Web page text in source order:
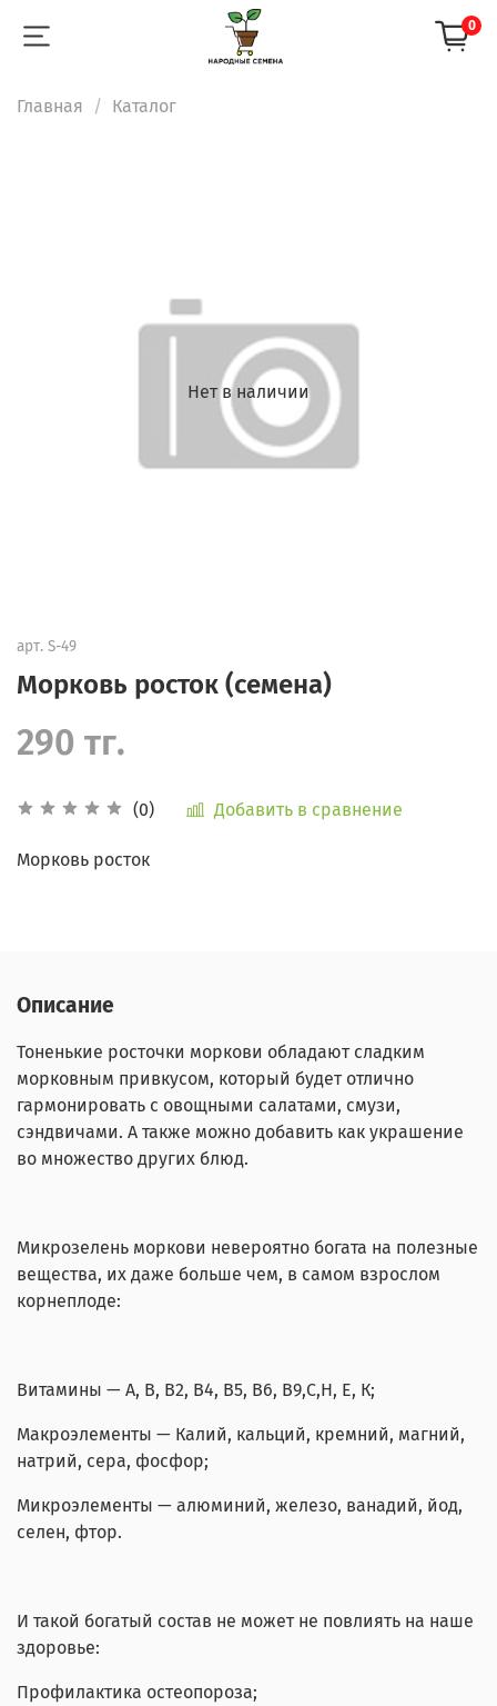
0
Главная Каталог
Нет в наличии
арт. S-49
Морковь росток (семена)
(0) Добавить в сравнение
290 тг.
Морковь росток
Описание
Тоненькие росточки моркови обладают сладким
морковным привкусом, который будет отлично
гармонировать с овощными салатами, смузи,
сэндвичами. А также можно добавить как украшение
во множество других блюд.
Микрозелень моркови невероятно богата на полезные
вещества, их даже больше чем, в самом взрослом
корнеплоде:
Витамины — А, В, В2, В4, В5, В6, В9,С,Н, Е, К;
Макроэлементы — Калий, кальций, кремний, магний,
натрий, сера, фосфор;
Микроэлементы — алюминий, железо, ванадий, йод,
селен, фтор.
И такой богатый состав не может не повлиять на наше
здоровье:
Профилактика остеопороза;